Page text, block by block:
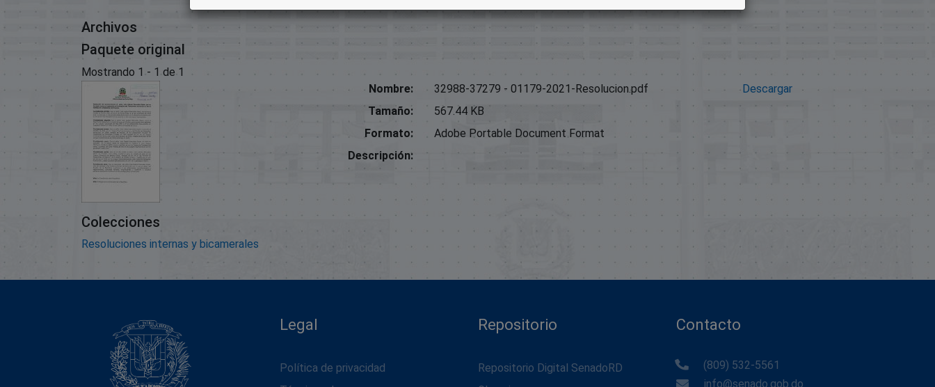
Archivos
Paquete original
Mostrando 1 - 1 de 1
Nombre:
32988-37279 - 01179-2021-Resolucion.pdf
Tamaño:
567.44 KB
Formato:
Adobe Portable Document Format
Descripción:
Descargar
Colecciones
Resoluciones internas y bicamerales
Legal
Política de privacidad
Repositorio
Repositorio Digital SenadoRD
Contacto
(809) 532-5561
info@senado.gob.do